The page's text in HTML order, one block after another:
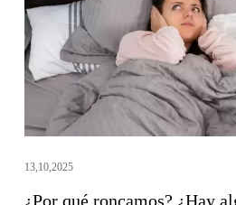
alguna
solución
para
los
ronquidos?
13,10,2025
¿Por qué roncamos? ¿Hay